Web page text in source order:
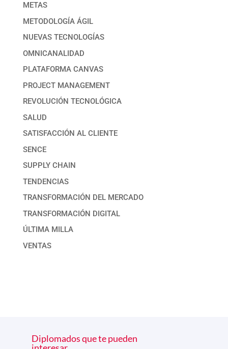
METAS
METODOLOGÍA ÁGIL
NUEVAS TECNOLOGÍAS
OMNICANALIDAD
PLATAFORMA CANVAS
PROJECT MANAGEMENT
REVOLUCIÓN TECNOLÓGICA
SALUD
SATISFACCIÓN AL CLIENTE
SENCE
SUPPLY CHAIN
TENDENCIAS
TRANSFORMACIÓN DEL MERCADO
TRANSFORMACIÓN DIGITAL
ÚLTIMA MILLA
VENTAS
Diplomados que te pueden